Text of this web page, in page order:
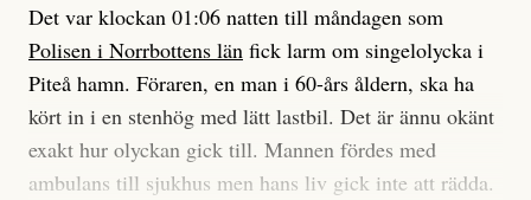
Vi skriver för våra läsare som vill bli informerade,
överraskade, bekräftade, utmanade – och som kräver
att vi granskar allt och alla.
Vi är som sagt en röd, grön och oberoende tidning.
Det betyder en annan journalistik än vad du hittar i
#23/2026Intervjun
Jesper Lundby: ”Livet i sig
är ganska politiskt”
Det var klockan 01:06 natten till måndagen som
Polisen i Norrbottens län fick larm om singelolycka i
Piteå hamn. Föraren, en man i 60-års åldern, ska ha
kört in i en stenhög med lätt lastbil. Det är ännu okänt
exakt hur olyckan gick till. Mannen fördes med
ambulans till sjukhus men hans liv gick inte att rädda.